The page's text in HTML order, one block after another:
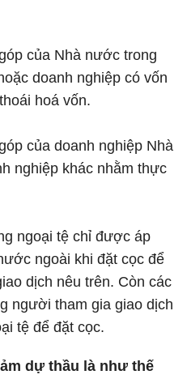
của Nhà nước trong
doanh nghiệp có vốn
hoá vốn.
của doanh nghiệp Nhà
nghiệp khác nhằm thực
ngoại tệ chỉ được áp
ngoài khi đặt cọc để
dịch nêu trên. Còn các
người tham gia giao dịch
tệ để đặt cọc.
dự thầu là như thế